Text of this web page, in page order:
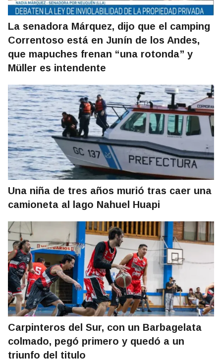
La senadora Márquez, dijo que el camping
Correntoso está en Junín de los Andes,
que mapuches frenan “una rotonda” y
Müller es intendente
Una niña de tres años murió tras caer una
camioneta al lago Nahuel Huapi
Carpinteros del Sur, con un Barbagelata
colmado, pegó primero y quedó a un
triunfo del titulo